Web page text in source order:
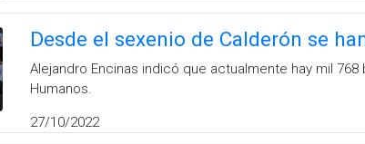
Desde el sexenio de Calderón se
Alejandro Encinas indicó que actualmente hay mil
Humanos.
27/10/2022